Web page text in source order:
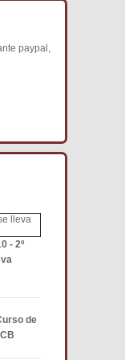
paypal,
- 2º
de